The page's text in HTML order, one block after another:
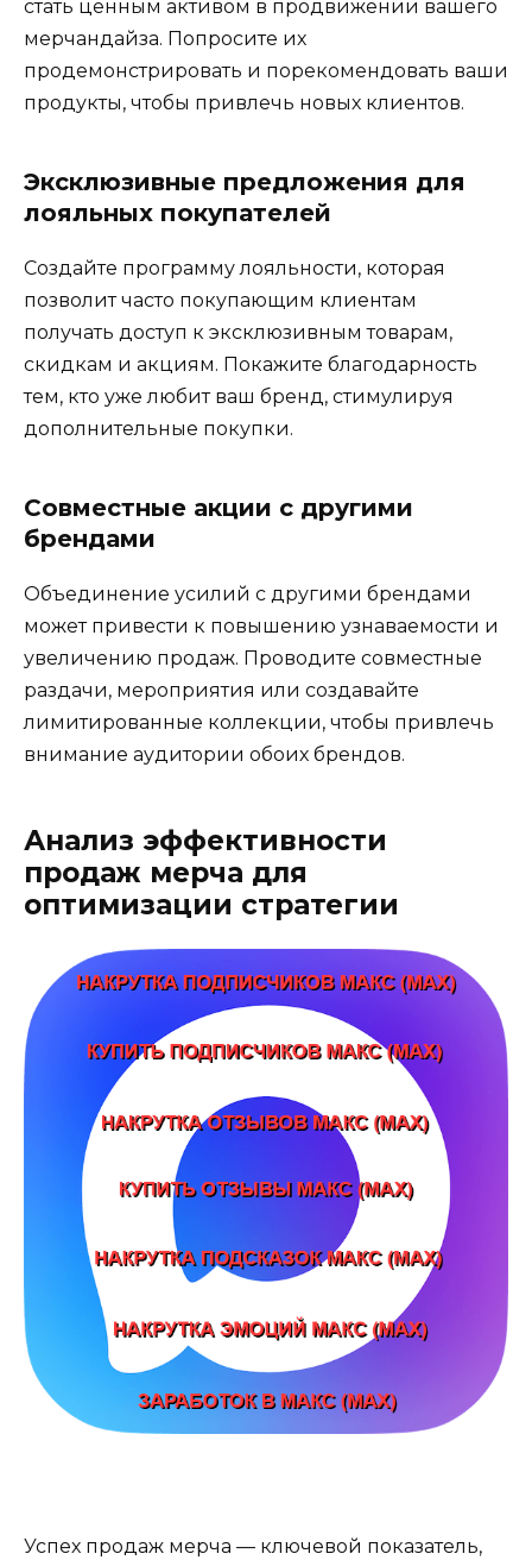
стать ценным активом в продвижении вашего
мерчандайза. Попросите их
продемонстрировать и порекомендовать ваши
продукты, чтобы привлечь новых клиентов.
Эксклюзивные предложения для
лояльных покупателей
Создайте программу лояльности, которая
позволит часто покупающим клиентам
получать доступ к эксклюзивным товарам,
скидкам и акциям. Покажите благодарность
тем, кто уже любит ваш бренд, стимулируя
дополнительные покупки.
Совместные акции с другими
брендами
Объединение усилий с другими брендами
может привести к повышению узнаваемости и
увеличению продаж. Проводите совместные
раздачи, мероприятия или создавайте
лимитированные коллекции, чтобы привлечь
внимание аудитории обоих брендов.
Анализ эффективности
продаж мерча для
оптимизации стратегии
Успех продаж мерча — ключевой показатель,